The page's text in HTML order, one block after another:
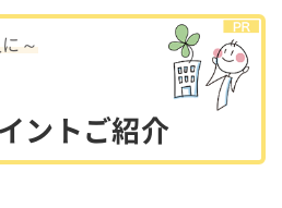
～
ントご紹介